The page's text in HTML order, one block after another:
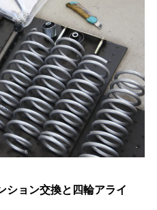
ション交換と四輪アライ